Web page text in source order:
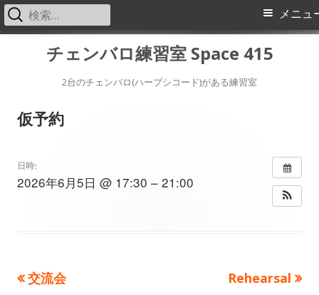
チェンバロ練習室 Space 415
2台のチェンバロ(ハープシコード)がある練習室
メ
メニュ
検
索:
仮予約
日時:
2026年6月5日 @ 17:30 – 21:00
投前
交流会
次
Rehearsal